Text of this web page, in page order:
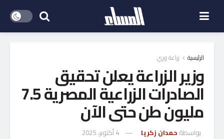
الرئيسية زراعة وري
وزير الزراعة يعلن تحقيق
الصادرات الزراعية المصرية 7.5
مليون طن حتى الآن
بواسطة حمدان زكريا 4 أكتوبر، 2025